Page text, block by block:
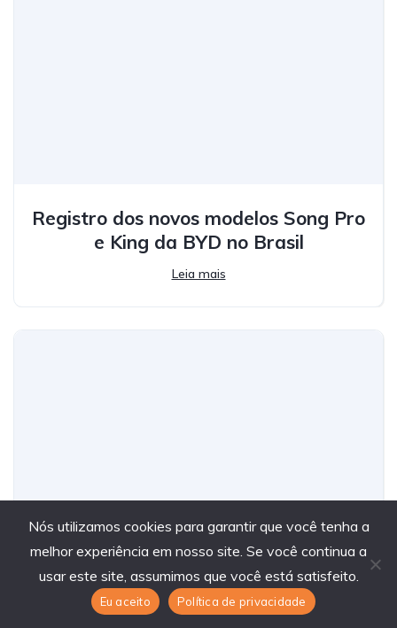
Registro dos novos modelos Song Pro
e King da BYD no Brasil
Leia mais
onix plus lidera vendas de sedãs e
supera concorrentes
Nós utilizamos cookies para garantir que você tenha a
melhor experiência em nosso site. Se você continua a
usar este site, assumimos que você está satisfeito.
Eu aceito Política de privacidade